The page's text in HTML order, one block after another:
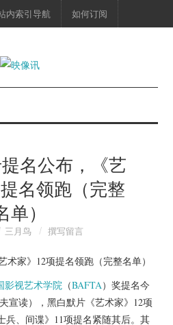
内索引导航 如何订阅
名公布，《艺
名领跑（完整
单）
三月鸟 撰写留言
影视艺术学院 （BAFTA）奖提名今
宣读），黑白默片《艺术家》12项
兵、间谍》11项提名紧随其后。其